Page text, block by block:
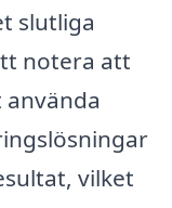
slutliga
notera att
vilket